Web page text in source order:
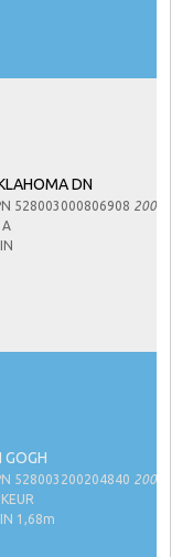
DN
528003000806908 2008
A
GOGH
528003200204840 2002
1,68m